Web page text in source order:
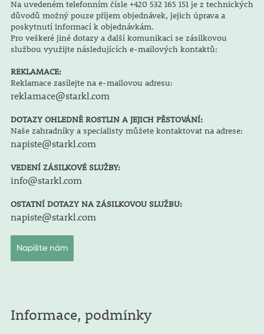
Na uvedeném telefonním čísle +420 532 165 151 je z technických
důvodů možný pouze příjem objednávek, jejich úprava a
poskytnutí informací k objednávkám.
Pro veškeré jiné dotazy a další komunikaci se zásilkovou
službou využijte následujících e-mailových kontaktů:
REKLAMACE:
Reklamace zasílejte na e-mailovou adresu:
reklamace@starkl.com
DOTAZY OHLEDNĚ ROSTLIN A JEJICH PĚSTOVÁNÍ:
Naše zahradníky a specialisty můžete kontaktovat na adrese:
napiste@starkl.com
VEDENÍ ZÁSILKOVÉ SLUŽBY:
info@starkl.com
OSTATNÍ DOTAZY NA ZÁSILKOVOU SLUŽBU:
napiste@starkl.com
Napište nám
Informace, podmínky